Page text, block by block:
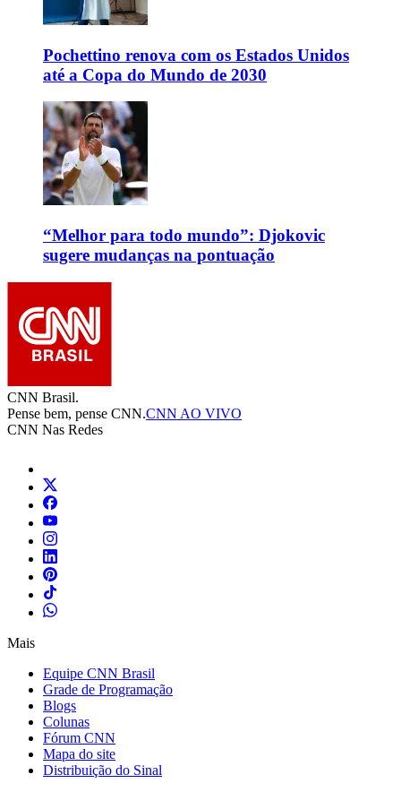
Pochettino renova com os Estados Unidos
até a Copa do Mundo de 2030
“Melhor para todo mundo”: Djokovic
sugere mudanças na pontuação
CNN Brasil.
Pense bem, pense CNN.CNN AO VIVO
CNN Nas Redes
Mais
Equipe CNN Brasil
Grade de Programação
Blogs
Colunas
Fórum CNN
Mapa do site
Distribuição do Sinal